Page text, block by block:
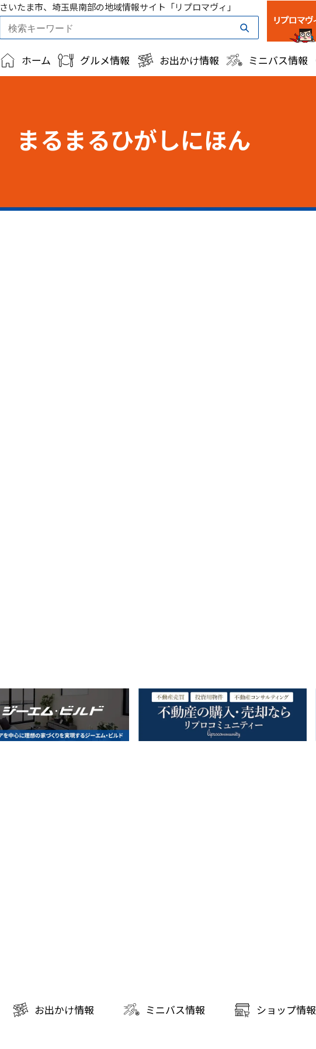
さいたま市、埼玉県南部の地域情報サイト「リプロマヴィ」
ホーム グルメ情報 お出かけ情報 ミニバス情報
まるまるひがしにほん
お出かけ情報 ミニバス情報 ショップ情報